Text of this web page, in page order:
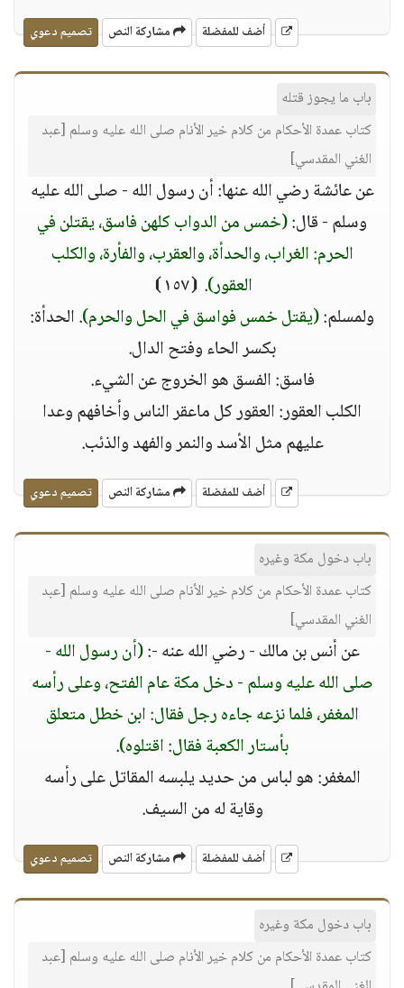
أضف للمفضلة مشاركة النص تصميم دعوي
باب ما يجوز قتله
كتاب عمدة الأحكام من كلام خير الأنام صلى الله عليه وسلم [عبد
الغني المقدسي]
عن عائشة رضي الله عنها: أن رسول الله - صلى الله عليه
وسلم - قال:(خمس من الدواب كلهن فاسق، يقتلن في
الحرم: الغراب، والحدأة، والعقرب، والفأرة، والكلب
العقور). ⦗١٥٧⦘
ولمسلم:(يقتل خمس فواسق في الحل والحرم). الحدأة:
بكسر الحاء وفتح الدال.
فاسق: الفسق هو الخروج عن الشيء.
الكلب العقور: العقور كل ماعقر الناس وأخافهم وعدا
عليهم مثل الأسد والنمر والفهد والذئب.
أضف للمفضلة مشاركة النص تصميم دعوي
باب دخول مكة وغيره
كتاب عمدة الأحكام من كلام خير الأنام صلى الله عليه وسلم [عبد
الغني المقدسي]
عن أنس بن مالك - رضي الله عنه -:(أن رسول الله -
صلى الله عليه وسلم - دخل مكة عام الفتح، وعلى رأسه
المغفر، فلما نزعه جاءه رجل فقال: ابن خطل متعلق
بأستار الكعبة فقال: اقتلوه).
المغفر: هو لباس من حديد يلبسه المقاتل على رأسه
وقاية له من السيف.
أضف للمفضلة مشاركة النص تصميم دعوي
باب دخول مكة وغيره
كتاب عمدة الأحكام من كلام خير الأنام صلى الله عليه وسلم [عبد